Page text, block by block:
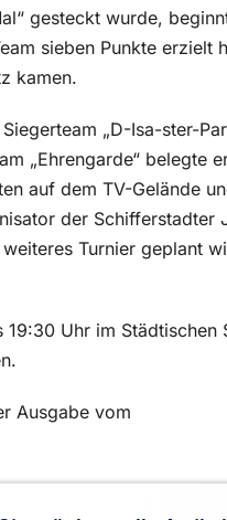
gesteckt wurde,
sieben Punkte erzielt
kamen.
Siegerteam „D-Isa-ster-
„Ehrengarde“ belegte
auf dem TV-Gelände
der Schifferstadter
Turnier geplant
Uhr im Städtischen
Ausgabe vom